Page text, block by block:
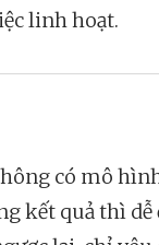
linh hoạt.
có mô
kết quả thì